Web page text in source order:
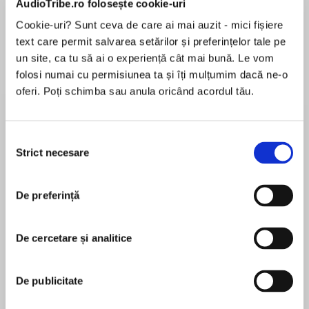
AudioTribe.ro folosește cookie-uri
Cookie-uri? Sunt ceva de care ai mai auzit - mici fișiere
text care permit salvarea setărilor și preferințelor tale pe
un site, ca tu să ai o experiență cât mai bună. Le vom
folosi numai cu permisiunea ta și îți mulțumim dacă ne-o
oferi. Poți schimba sau anula oricând acordul tău.
consimțământului
Strict necesare
De preferință
De cercetare și analitice
De publicitate
Desprecarte
In this sensational thriller from the number-one
internationally bestselling author, two sisters
Tasha and her older sister Alice may look alike,
married with two children and still lives in their
hometown near Bristol. Alice is a high-flying
scientist who travels the world with her equally
successful husband.
pentru această carte
Claire Douglas is the Sunday Times number-one